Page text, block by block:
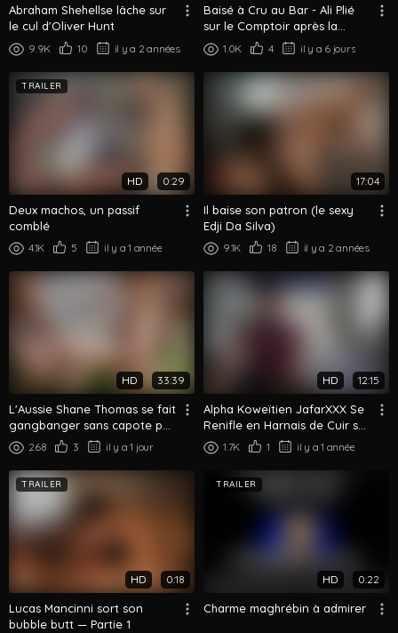
Abraham Shehellse lâche sur
le cul d'Oliver Hunt
9.9K 10 il y a 2 années
Baisé à Cru au Bar - Ali Plié
sur le Comptoir après la
Fermeture
1.0K 4 il y a 6 jours
TRAILER
HD 0:29
Deux machos, un passif
comblé
4.1K 5 il y a 1 année
17:04
Il baise son patron (le sexy
Edji Da Silva)
9.1K 18 il y a 2 années
HD 33:39
L'Aussie Shane Thomas se fait
gangbanger sans capote par
Arabian Wolf et une meute...
268 3 il y a 1 jour
HD 12:15
Alpha Koweïtien JafarXXX Se
Renifle en Harnais de Cuir sur
le Lit - Fétiche Renifl...
1.7K 1 il y a 1 année
TRAILER
HD 0:18
Lucas Mancinni sort son
bubble butt — Partie 1
TRAILER
HD 0:22
Charme maghrébin à admirer